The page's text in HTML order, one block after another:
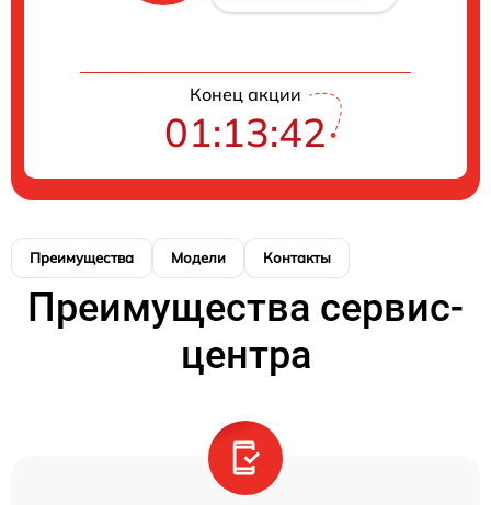
Конец акции
01:13:41
Преимущества Модели Контакты
Преимущества сервис-
центра